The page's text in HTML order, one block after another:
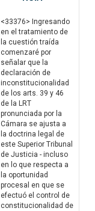
<33376> Ingresando
en el tratamiento de
la cuestión traída
comenzaré por
señalar que la
declaración de
inconstitucionalidad
de los arts. 39 y 46
de la LRT
pronunciada por la
Cámara se ajusta a
la doctrina legal de
este Superior Tribunal
de Justicia - incluso
en lo que respecta a
la oportunidad
procesal en que se
efectuó el control de
constitucionalidad de